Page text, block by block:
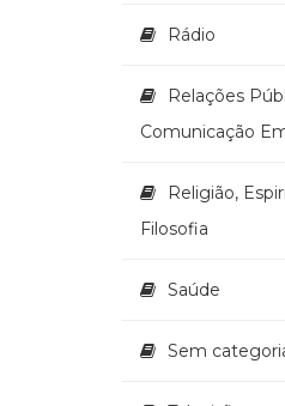
Rádio
Relações
Comunicação
Religião,
Filosofia
Saúde
Sem